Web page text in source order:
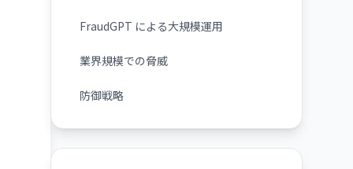
FraudGPT による大規模運用
業界規模での脅威
防御戦略